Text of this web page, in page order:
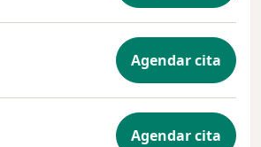
Agendar cita
Agendar cita